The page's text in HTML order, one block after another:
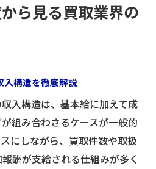
ら見る買取業界の
入構造を徹底解説
入構造は、基本給に加えて成
組み合わさるケースが一般的
にしながら、買取件数や取扱
酬が支給される仕組みが多く